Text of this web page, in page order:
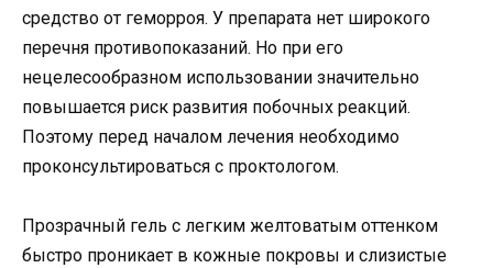
средство от геморроя. У препарата нет широкого
перечня противопоказаний. Но при его
нецелесообразном использовании значительно
повышается риск развития побочных реакций.
Поэтому перед началом лечения необходимо
проконсультироваться с проктологом.
Прозрачный гель с легким желтоватым оттенком
быстро проникает в кожные покровы и слизистые